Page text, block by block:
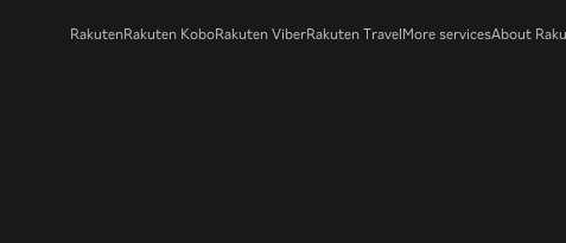
RakutenRakuten KoboRakuten ViberRakuten TravelMore servicesAbout